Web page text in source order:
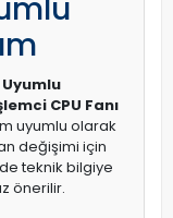
Uyumlu
CPU Fanı
uyumlu olarak
değişimi için
teknik bilgiye
önerilir.